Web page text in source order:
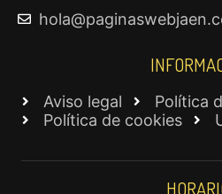
Aviso legal
Política
Política de cookies